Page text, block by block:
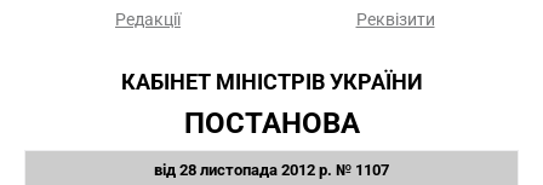
Редакції Реквізити
КАБІНЕТ МІНІСТРІВ УКРАЇНИ
ПОСТАНОВА
від 28 листопада 2012 р. № 1107